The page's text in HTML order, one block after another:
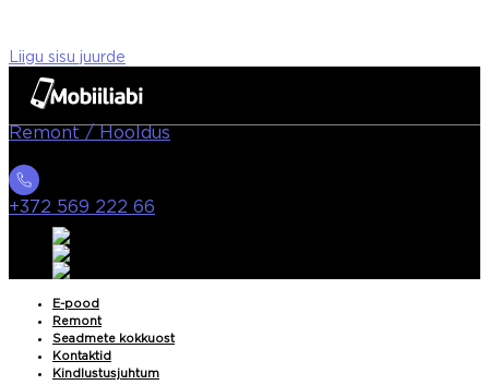
Liigu sisu juurde
Remont / Hooldus
+372 569 222 66
E-pood
Remont
Seadmete kokkuost
Kontaktid
Kindlustusjuhtum